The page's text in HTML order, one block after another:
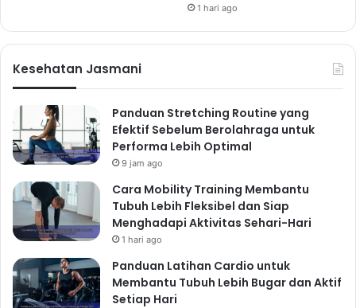
1 hari ago
Kesehatan Jasmani
Panduan Stretching Routine yang
Efektif Sebelum Berolahraga untuk
Performa Lebih Optimal
9 jam ago
Cara Mobility Training Membantu
Tubuh Lebih Fleksibel dan Siap
Menghadapi Aktivitas Sehari-Hari
1 hari ago
Panduan Latihan Cardio untuk
Membantu Tubuh Lebih Bugar dan Aktif
Setiap Hari